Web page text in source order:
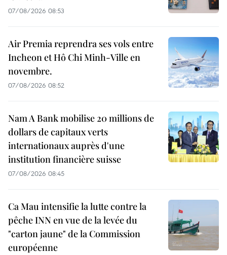
07/08/2026 08:53
Air Premia reprendra ses vols entre
Incheon et Hô Chi Minh-Ville en
novembre.
07/08/2026 08:52
Nam A Bank mobilise 20 millions de
dollars de capitaux verts
internationaux auprès d'une
institution financière suisse
07/08/2026 08:45
Ca Mau intensifie la lutte contre la
pêche INN en vue de la levée du
"carton jaune" de la Commission
européenne